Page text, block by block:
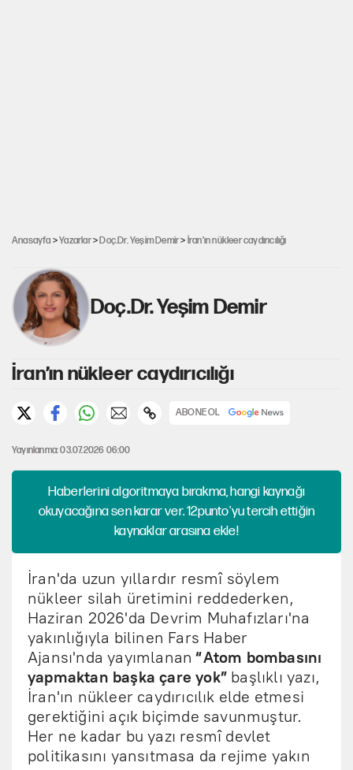
Anasayfa >Yazarlar>Doç.Dr. Yeşim Demir> İran’ın nükleer caydırıcılığı
Doç.Dr. Yeşim Demir
İran’ın nükleer caydırıcılığı
ABONE OL
Yayınlanma: 03.07.2026 06:00
Haberlerini algoritmaya bırakma, hangi kaynağı
okuyacağına sen karar ver. 12punto'yu tercih ettiğin
kaynaklar arasına ekle!
İran'da uzun yıllardır resmî söylem
nükleer silah üretimini reddederken,
Haziran 2026'da Devrim Muhafızları'na
yakınlığıyla bilinen Fars Haber
Ajansı'nda yayımlanan“Atom bombasını
yapmaktan başka çare yok” başlıklı yazı,
İran'ın nükleer caydırıcılık elde etmesi
gerektiğini açık biçimde savunmuştur.
Her ne kadar bu yazı resmî devlet
politikasını yansıtmasa da rejime yakın